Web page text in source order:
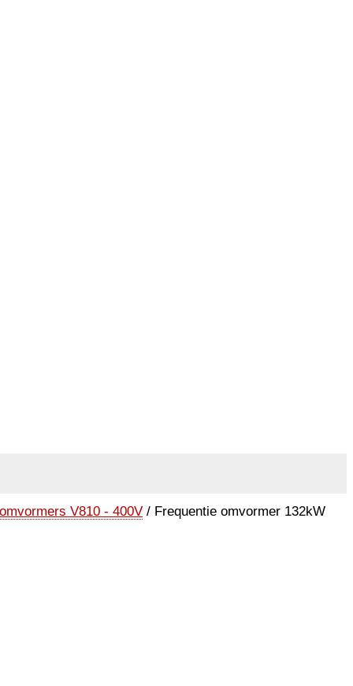
V810 - 400V / Frequentie omvormer 132kW